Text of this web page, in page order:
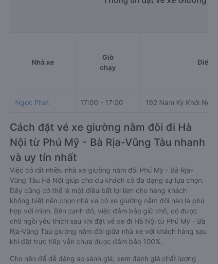
Nhà xe
Giờ
chạy
Điểm
Ngọc Phát 17:00 - 17:00 192 Nam Kỳ Khởi
Cách đặt vé xe giường nằm đôi đi Hà
Nội từ Phú Mỹ - Bà Rịa-Vũng Tàu nhanh
và uy tín nhất
Việc có rất nhiều nhà xe giường nằm đôi Phú Mỹ - Bà Rịa-
Vũng Tàu Hà Nội giúp cho du khách có đa dạng sự lựa chọn.
Đây cũng có thể là một điều bất lợi làm cho hàng khách
không biết nên chọn nhà xe có xe giường nằm đôi nào là phù
hợp với mình. Bên cạnh đó, việc đảm bảo giữ chỗ, có được
chỗ ngồi yêu thích sau khi đặt vé xe đi Hà Nội từ Phú Mỹ - Bà
Rịa-Vũng Tàu giường nằm đôi giữa nhà xe với khách hàng sau
khi đặt trực tiếp vẫn chưa được đảm bảo 100%.
Cho nên để dễ dàng so sánh giá, xem đánh giá chất lượng